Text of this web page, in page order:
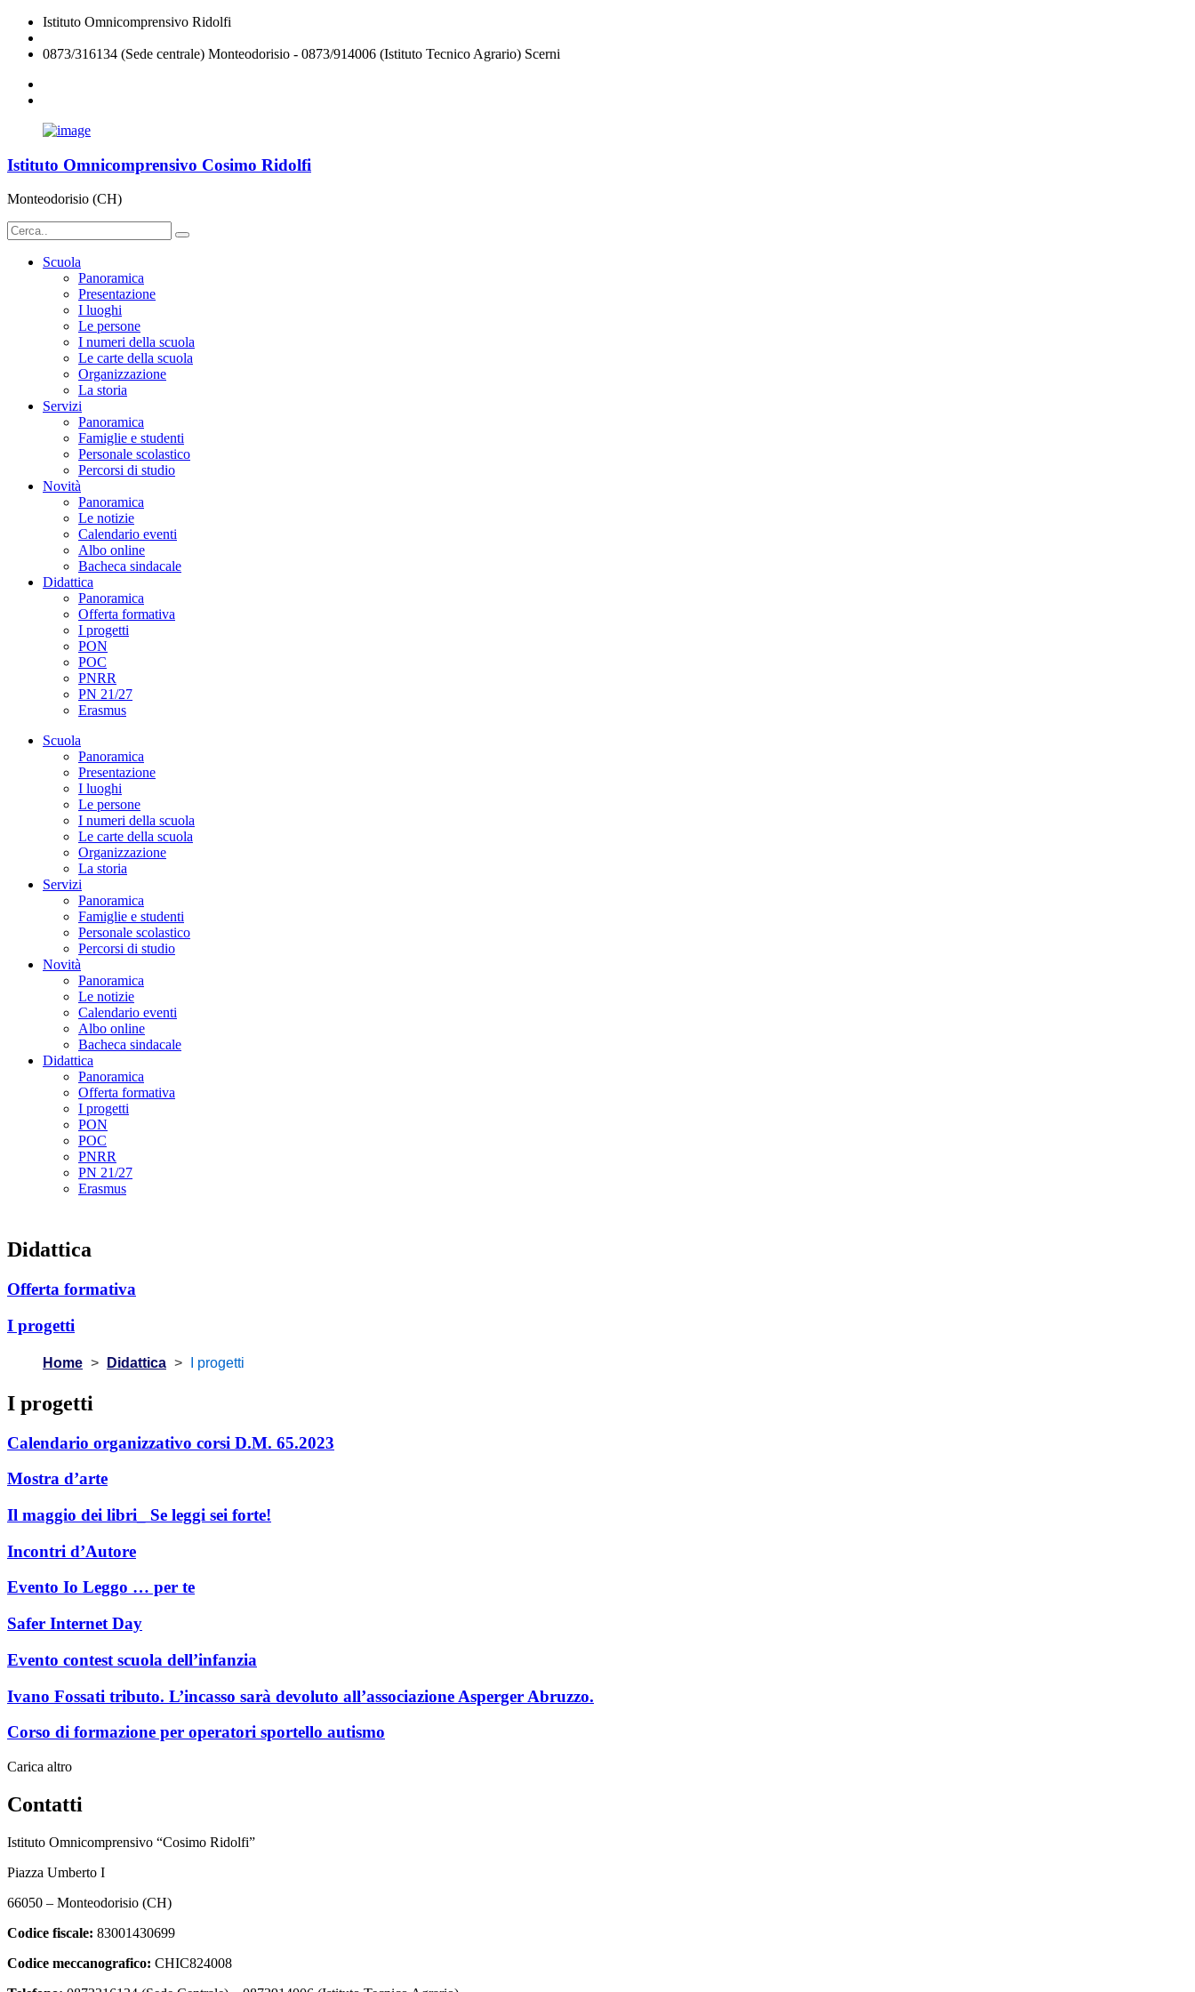
Istituto Omnicomprensivo Ridolfi
0873/316134 (Sede centrale) Monteodorisio - 0873/914006 (Istituto Tecnico Agrario) Scerni
Istituto Omnicomprensivo Cosimo Ridolfi
Monteodorisio (CH)
Scuola
Panoramica
Presentazione
I luoghi
Le persone
I numeri della scuola
Le carte della scuola
Organizzazione
La storia
Servizi
Panoramica
Famiglie e studenti
Personale scolastico
Percorsi di studio
Novità
Panoramica
Le notizie
Calendario eventi
Albo online
Bacheca sindacale
Didattica
Panoramica
Offerta formativa
I progetti
PON
POC
PNRR
PN 21/27
Erasmus
Scuola
Panoramica
Presentazione
I luoghi
Le persone
I numeri della scuola
Le carte della scuola
Organizzazione
La storia
Servizi
Panoramica
Famiglie e studenti
Personale scolastico
Percorsi di studio
Novità
Panoramica
Le notizie
Calendario eventi
Albo online
Bacheca sindacale
Didattica
Panoramica
Offerta formativa
I progetti
PON
POC
PNRR
PN 21/27
Erasmus
Didattica
Offerta formativa
I progetti
Home Didattica I progetti
I progetti
Calendario organizzativo corsi D.M. 65.2023
Mostra d’arte
Il maggio dei libri_ Se leggi sei forte!
Incontri d’Autore
Evento Io Leggo … per te
Safer Internet Day
Evento contest scuola dell’infanzia
Ivano Fossati tributo. L’incasso sarà devoluto all’associazione Asperger Abruzzo.
Corso di formazione per operatori sportello autismo
Carica altro
Contatti
Istituto Omnicomprensivo “Cosimo Ridolfi”
Piazza Umberto I
66050 – Monteodorisio (CH)
Codice fiscale: 83001430699
Codice meccanografico: CHIC824008